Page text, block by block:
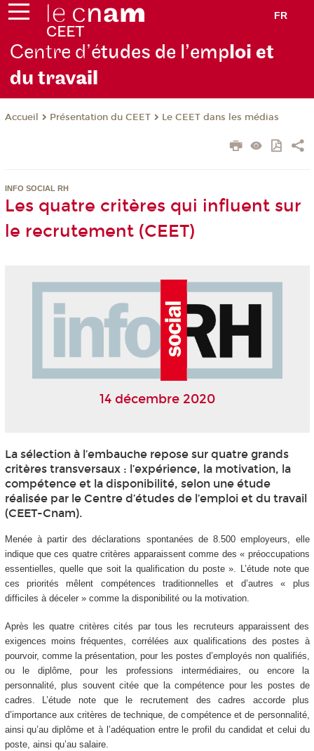
FR
Centre d’études de l’emploi et
du travail
Accueil Présentation du CEET Le CEET dans les médias
INFO SOCIAL RH
Les quatre critères qui influent sur
le recrutement (CEET)
14 décembre 2020
La sélection à l’embauche repose sur quatre grands
critères transversaux : l’expérience, la motivation, la
compétence et la disponibilité, selon une étude
réalisée par le Centre d’études de l’emploi et du travail
(CEET-Cnam).
Menée à partir des déclarations spontanées de 8.500 employeurs, elle
indique que ces quatre critères apparaissent comme des « préoccupations
essentielles, quelle que soit la qualification du poste ». L’étude note que
ces priorités mêlent compétences traditionnelles et d’autres « plus
difficiles à déceler » comme la disponibilité ou la motivation.
Après les quatre critères cités par tous les recruteurs apparaissent des
exigences moins fréquentes, corrélées aux qualifications des postes à
pourvoir, comme la présentation, pour les postes d’employés non qualifiés,
ou le diplôme, pour les professions intermédiaires, ou encore la
personnalité, plus souvent citée que la compétence pour les postes de
cadres. L’étude note que le recrutement des cadres accorde plus
d’importance aux critères de technique, de compétence et de personnalité,
ainsi qu’au diplôme et à l’adéquation entre le profil du candidat et celui du
poste, ainsi qu’au salaire.